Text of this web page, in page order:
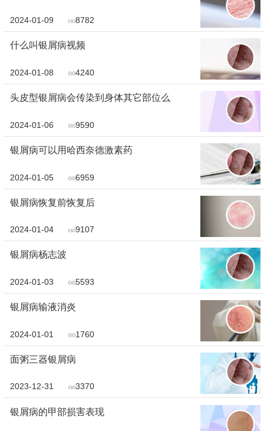
2024-01-09 8782
什么叫银屑病视频
2024-01-08 4240
头皮型银屑病会传染到身体其它部位么
2024-01-06 9590
银屑病可以用哈西奈德激素药
2024-01-05 6959
银屑病恢复前恢复后
2024-01-04 9107
银屑病杨志波
2024-01-03 5593
银屑病输液消炎
2024-01-01 1760
面粥三器银屑病
2023-12-31 3370
银屑病的甲部损害表现